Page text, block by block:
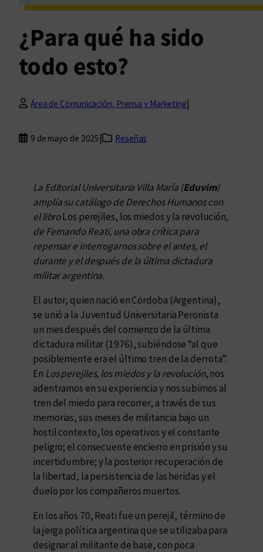
¿Para qué ha sido
todo esto?
Área de Comunicación, Prensa y Marketing|
9 de mayo de 2025 | Reseñas
La Editorial Universitaria Villa María (Eduvim)
amplía su catálogo de Derechos Humanos con
el libroLos perejiles, los miedos y la revolución,
de Fernando Reati, una obra crítica para
repensar e interrogarnos sobre el antes, el
durante y el después de la última dictadura
militar argentina.
El autor, quien nació en Córdoba (Argentina),
se unió a la Juventud Universitaria Peronista
un mes después del comienzo de la última
dictadura militar (1976), subiéndose “al que
posiblemente era el último tren de la derrota”.
En Los perejiles, los miedos y la revolución, nos
adentramos en su experiencia y nos subimos al
tren del miedo para recorrer, a través de sus
memorias, sus meses de militancia bajo un
hostil contexto, los operativos y el constante
peligro; el consecuente encierro en prisión y su
incertidumbre; y la posterior recuperación de
la libertad, la persistencia de las heridas y el
duelo por los compañeros muertos.
En los años 70, Reati fue un perejil, término de
la jerga política argentina que se utilizaba para
designar al militante de base, con poca